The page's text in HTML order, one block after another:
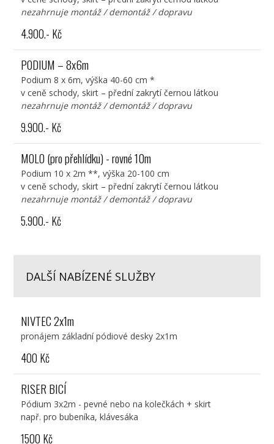
nezahrnuje montáž / demontáž / dopravu
4.900.- Kč
PODIUM – 8x6m
Podium 8 x 6m, výška 40-60 cm *
v ceně schody, skirt – přední zakrytí černou látkou
nezahrnuje montáž / demontáž / dopravu
9.900.- Kč
MOLO (pro přehlídku) - rovné 10m
Podium 10 x 2m **, výška 20-100 cm
v ceně schody, skirt – přední zakrytí černou látkou
nezahrnuje montáž / demontáž / dopravu
5.900.- Kč
DALŠÍ NABÍZENÉ SLUŽBY
NIVTEC 2x1m
pronájem základní pódiové desky 2x1m
400 Kč
RISER BICÍ
Pódium 3x2m - pevné nebo na kolečkách + skirt
např. pro bubeníka, klávesáka
1500 Kč